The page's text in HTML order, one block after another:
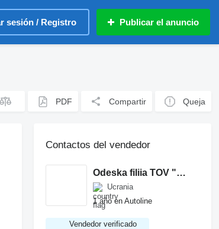
sesión / Registro Publicar el anuncio
PDF Compartir Queja
Contactos del vendedor
Odeska filiia TOV "Tekhnoforum"
Ucrania
1 año en Autoline
Vendedor verificado